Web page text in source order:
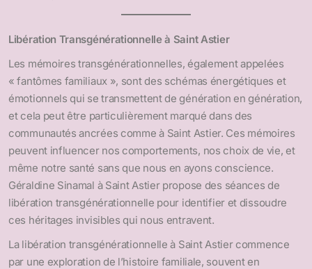
Libération Transgénérationnelle à Saint Astier
Les mémoires transgénérationnelles, également appelées
« fantômes familiaux », sont des schémas énergétiques et
émotionnels qui se transmettent de génération en génération,
et cela peut être particulièrement marqué dans des
communautés ancrées comme à Saint Astier. Ces mémoires
peuvent influencer nos comportements, nos choix de vie, et
même notre santé sans que nous en ayons conscience.
Géraldine Sinamal à Saint Astier propose des séances de
libération transgénérationnelle pour identifier et dissoudre
ces héritages invisibles qui nous entravent.
La libération transgénérationnelle à Saint Astier commence
par une exploration de l’histoire familiale, souvent en